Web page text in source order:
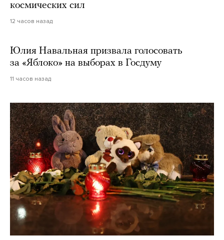
космических сил
12 часов назад
Юлия Навальная призвала голосовать
за «Яблоко» на выборах в Госдуму
11 часов назад